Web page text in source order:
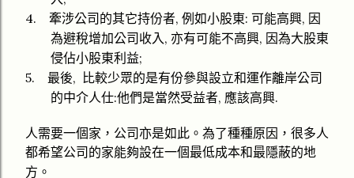
4.
牽涉公司的其它持份者, 例如小股東: 可能高興, 因
為避稅增加公司收入 , 亦有可能不高興, 因為大股東
侵佔小股東利益;
5.
最後,
比較少眾的是有份參與設立和運作離岸公司
的中介人仕:他們是當然受益者, 應該高興.
人需要一個家，公司亦是如此。為了種種原因，很多人
都希望公司的家能夠設在一個最低成本和最隱蔽的地
方。